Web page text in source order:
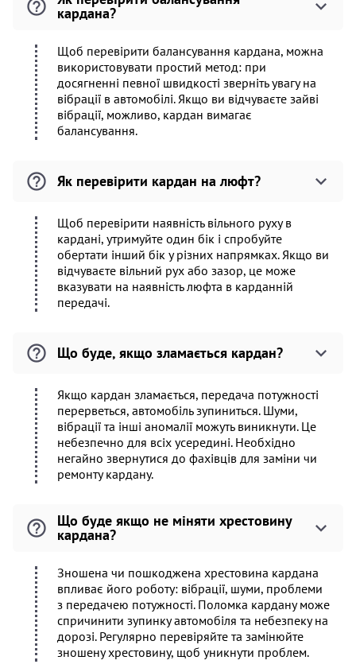
кардана?
Щоб перевірити балансування кардана, можна
використовувати простий метод: при
досягненні певної швидкості зверніть увагу на
вібрації в автомобілі. Якщо ви відчуваєте зайві
вібрації, можливо, кардан вимагає
балансування.
Як перевірити кардан на люфт?
Щоб перевірити наявність вільного руху в
кардані, утримуйте один бік і спробуйте
обертати інший бік у різних напрямках. Якщо ви
відчуваєте вільний рух або зазор, це може
вказувати на наявність люфта в карданній
передачі.
Що буде, якщо зламається кардан?
Якщо кардан зламається, передача потужності
перерветься, автомобіль зупиниться. Шуми,
вібрації та інші аномалії можуть виникнути. Це
небезпечно для всіх усередині. Необхідно
негайно звернутися до фахівців для заміни чи
ремонту кардану.
Що буде якщо не міняти хрестовину
кардана?
Зношена чи пошкоджена хрестовина кардана
впливає його роботу: вібрації, шуми, проблеми
з передачею потужності. Поломка кардану може
спричинити зупинку автомобіля та небезпеку на
дорозі. Регулярно перевіряйте та замінюйте
зношену хрестовину, щоб уникнути проблем.